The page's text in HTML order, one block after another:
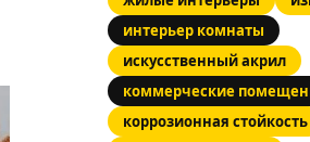
интерьер комнаты
искусственный акрил
коммерческие
коррозионная стойкость